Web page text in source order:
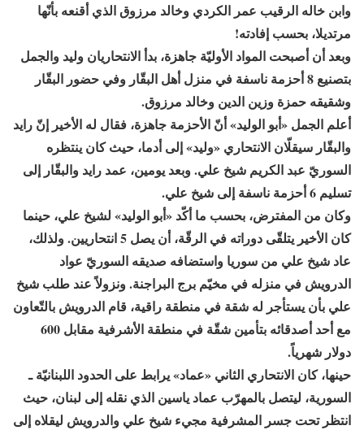
وابن خاله الرقيب عمر الكردي وخالد مرزوق الذي أقنعه بأنّها
مرتديلا، بحسب إفادته!
وبعد أن أصبحت المواد الأوليّة جاهزة، بدأ الانتحاريان وليد والجمل
بتصنيع 8 أحزمة ناسفة في منزل أهل البقّار وفي حضور البقّار
وشقيقه حمزة وزين الدين وخالد مرزوق.
أعلم الجمل «أبو الوليد» أنّ الأحزمة جاهزة، فقال له الأخير إنّ رايد
والبقّار سيقلّان الانتحاري «وليد» إلى أدما، حيث كان ينتظره
السوريّ عبد الكريم شيخ علي. وبعد يومين، عمد رايد والبقّار إلى
تسليم 6 أحزمة ناسفة إلى شيخ علي.
وكان من المفترض، بحسب ما أكّد «أبو الوليد» لشيخ علي، حينما
كان الأخير يتلقّى دوراته في الرقّة، أن يصل 5 انتحاريين. ولذلك،
عاد شيخ علي من سوريا واستضافه صديقه السوريّ عواد
الدرويش في منزله في مخيّم برج البراجنة. ونزولاً عند طلب شيخ
علي بأن يستأجر له شقة في منطقة راقية، قام الدرويش بالتّعاون
مع أحد أصدقائه بتأمين شقّة في منطقة الأشرفية مقابل 600
دولار شهرياً.
حينها، كان الانتحاري الثاني «عماد» يرابط على الحدود اللبنانيّة ـ
السورية، ليتصل بالمهرّب عماد ياسين الذي نقله إلى لبنان، حيث
انتظر تحت جسر المشرفية مجيء شيخ علي والدرويش ليقلاه إلى